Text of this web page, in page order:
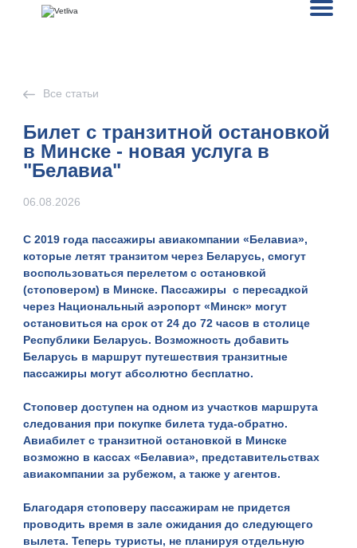
Все статьи
Билет с транзитной остановкой
в Минске - новая услуга в
"Белавиа"
06.08.2026
C 2019 года пассажиры авиакомпании «Белавиа»,
которые летят транзитом через Беларусь, смогут
воспользоваться перелетом с остановкой
(стоповером) в Минске. Пассажиры с пересадкой
через Национальный аэропорт «Минск» могут
остановиться на срок от 24 до 72 часов в столице
Республики Беларусь. Возможность добавить
Беларусь в маршрут путешествия транзитные
пассажиры могут абсолютно бесплатно.
Стоповер доступен на одном из участков маршрута
следования при покупке билета туда-обратно.
Авиабилет с транзитной остановкой в Минске
возможно в кассах «Белавиа», представительствах
авиакомпании за рубежом, а также у агентов.
Благодаря стоповеру пассажирам не придется
проводить время в зале ожидания до следующего
вылета. Теперь туристы, не планируя отдельную